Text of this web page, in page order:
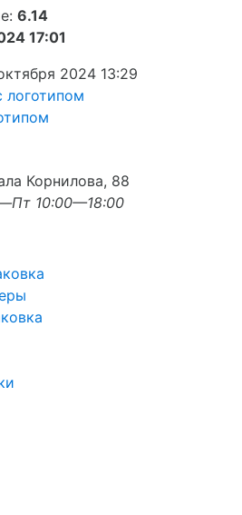
6.14
17:01
2024 13:29
Корнилова, 88
10:00—18:00